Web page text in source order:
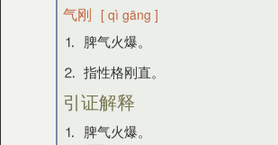
气刚 [ qì gāng ]
⒈ 脾气火爆。
⒉ 指性格刚直。
引证解释
⒈ 脾气火爆。